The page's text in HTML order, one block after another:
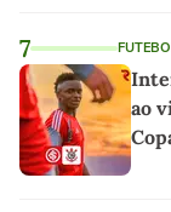
7
ao